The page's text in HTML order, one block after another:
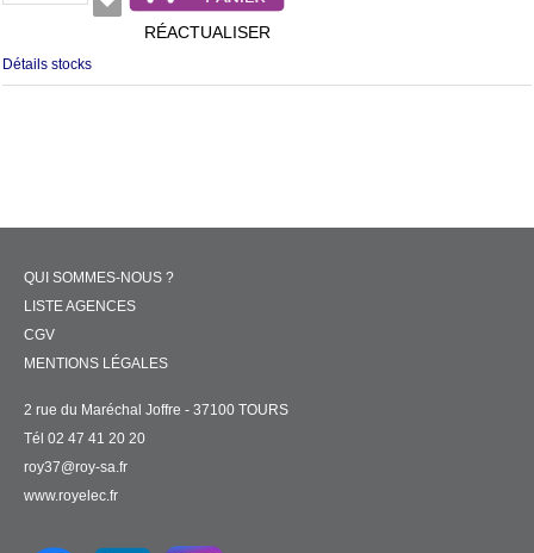
RÉACTUALISER
Détails stocks
QUI SOMMES-NOUS ?
LISTE AGENCES
CGV
MENTIONS LÉGALES
2 rue du Maréchal Joffre - 37100 TOURS
Tél 02 47 41 20 20
roy37@roy-sa.fr
www.royelec.fr